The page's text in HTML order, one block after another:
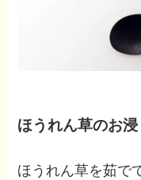
ほうれん草のお
ほうれん草を茹で